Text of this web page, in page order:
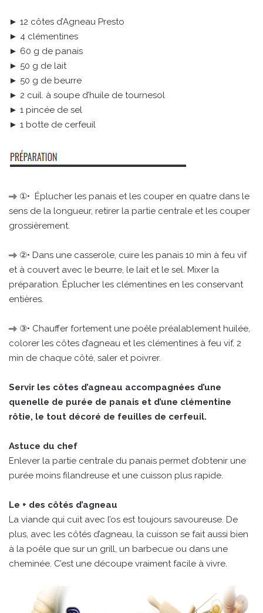
► 12 côtes d’Agneau Presto
► 4 clémentines
► 60 g de panais
► 50 g de lait
► 50 g de beurre
► 2 cuil. à soupe d’huile de tournesol
► 1 pincée de sel
► 1 botte de cerfeuil
①• Éplucher les panais et les couper en quatre dans le
sens de la longueur, retirer la partie centrale et les couper
grossièrement.
②• Dans une casserole, cuire les panais 10 min à feu vif
et à couvert avec le beurre, le lait et le sel. Mixer la
préparation. Éplucher les clémentines en les conservant
entières.
③• Chauffer fortement une poêle préalablement huilée,
colorer les côtes d’agneau et les clémentines à feu vif, 2
min de chaque côté, saler et poivrer.
Servir les côtes d’agneau accompagnées d’une
quenelle de purée de panais et d’une clémentine
rôtie, le tout décoré de feuilles de cerfeuil.
Astuce du chef
Enlever la partie centrale du panais permet d’obtenir une
purée moins filandreuse et une cuisson plus rapide.
Le + des côtés d’agneau
La viande qui cuit avec l’os est toujours savoureuse. De
plus, avec les côtés d’agneau, la cuisson se fait aussi bien
à la poêle que sur un grill, un barbecue ou dans une
cheminée. C’est une découpe vraiment facile à vivre.